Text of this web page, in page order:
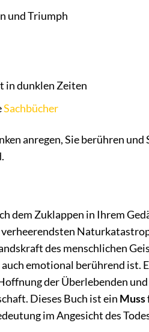
und Triumph
in dunklen Zeiten
Sachbücher
anregen, Sie berühren
dem Zuklappen in Ihrem
des menschlichen
emotional berührend ist.
der Überlebenden
Dieses Buch ist ein Muss
im Angesicht des